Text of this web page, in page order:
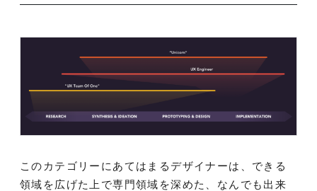
このカテゴリーにあてはまるデザイナーは、できる
領域を広げた上で専門領域を深めた、なんでも出来